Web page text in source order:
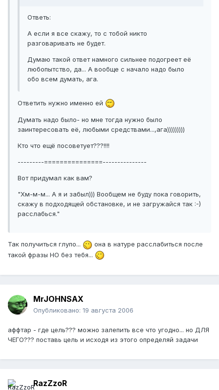
Ответь:
А если я все скажу, то с тобой никто
разговаривать не будет.
Думаю такой ответ намного сильнее подогреет её
любопытство, да... А вообще с начало надо было
обо всем думать, ага.
Ответить нужно именно ей
Думать надо было- но мне тогда нужно было
заинтересовать её, любыми средствами...,ага)))))))))
Кто что ещё посоветует???!!!!
---------===============---------------
Вот придумал как вам?
"Хм-м-м... А я и забыл))) Вообщем не буду пока говорить,
скажу в подходящей обстановке, и не загружайся так :-)
расслабься."
Так получиться глупо...
она в натуре расслабиться после
такой фразы НО без тебя...
MrJOHNSAX
Опубликовано: 19 августа 2006
аффтар - где цель??? можно залепить все что угодно... но ДЛЯ
ЧЕГО??? поставь цель и исходя из этого определяй задачи
RazZzoR